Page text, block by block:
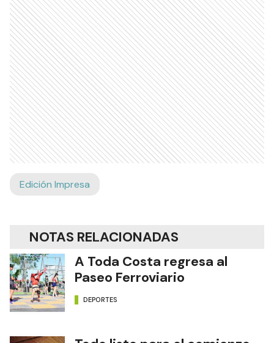
Edición Impresa
NOTAS RELACIONADAS
A Toda Costa regresa al
Paseo Ferroviario
DEPORTES